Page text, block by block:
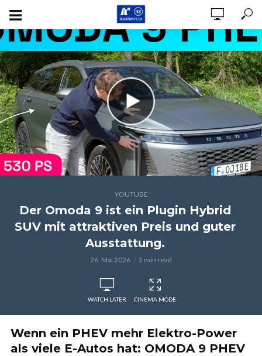
YOUTUBE
Der Omoda 9 ist ein Plugin Hybrid
SUV mit attraktiven Preis und guter
Ausstattung.
26. Mai 2026 2 min read
WATCH LATER CINEMA MODE
Wenn ein PHEV mehr Elektro-Power
als viele E-Autos hat: OMODA 9 PHEV